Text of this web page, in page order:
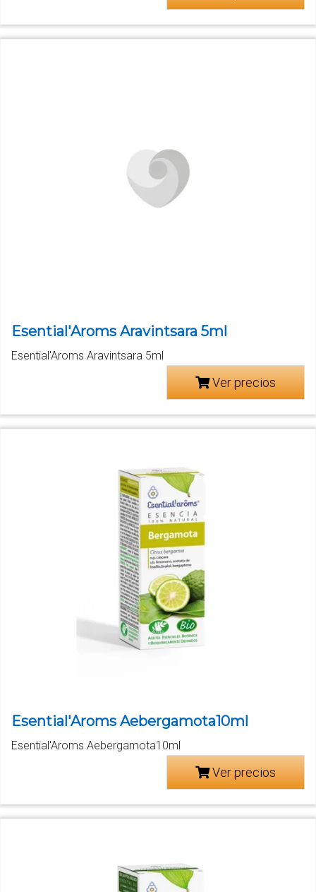
Esential'Aroms Aravintsara 5ml
Esential'Aroms Aravintsara 5ml
Ver precios
Esential'Aroms Aebergamota10ml
Esential'Aroms Aebergamota10ml
Ver precios